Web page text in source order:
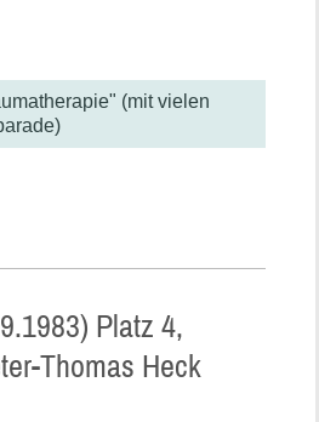
(mit vielen
Platz 4,
Thomas Heck